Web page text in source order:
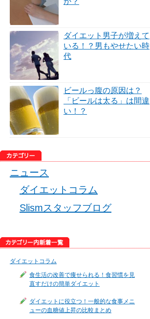
ダイエット男子が増えて
いる！？男もやせたい時
代
ビールっ腹の原因は？
「ビールは太る」は間違
い！？
ニュース
ダイエットコラム
Slismスタッフブログ
ダイエットコラム
食生活の改善で痩せられる！食習慣を見
直すだけの簡単ダイエット
ダイエットに役立つ！一般的な食事メニ
ューの血糖値上昇の比較まとめ